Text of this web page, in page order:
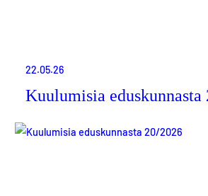
22.05.26
Kuulumisia eduskunnasta